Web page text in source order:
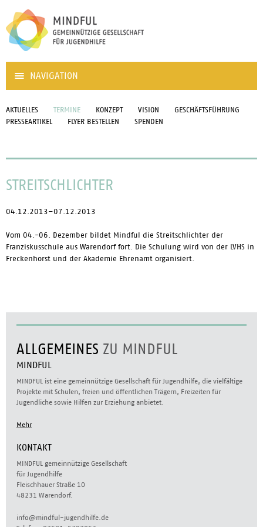
NAVIGATION
AKTUELLES TERMINE KONZEPT VISION
GESCHÄFTSFÜHRUNG
PRESSEARTIKEL
FLYER BESTELLEN SPENDEN
STREITSCHLICHTER
04.12.2013–07.12.2013
Vom 04.-06. Dezember bildet Mindful die Streitschlichter der
Franziskusschule aus Warendorf fort. Die Schulung wird von der LVHS in
Freckenhorst und der Akademie Ehrenamt organisiert.
ALLGEMEINES ZU MINDFUL
MINDFUL
MINDFUL ist eine gemeinnützige Gesellschaft für Jugendhilfe, die vielfältige
Projekte mit Schulen, freien und öffentlichen Trägern, Freizeiten für
Jugendliche sowie Hilfen zur Erziehung anbietet.
Mehr
KONTAKT
MINDFUL gemeinnützige Gesellschaft
für Jugendhilfe
Fleischhauer Straße 10
48231 Warendorf.
info@mindful-jugendhilfe.de